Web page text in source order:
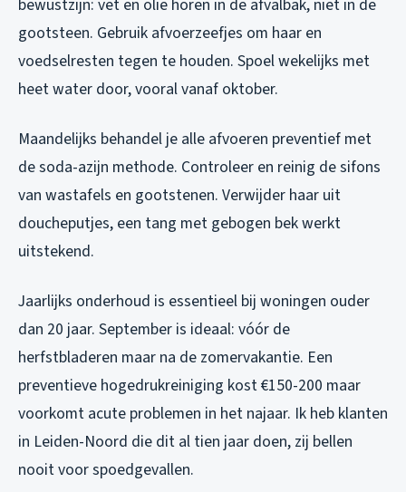
bewustzijn: vet en olie horen in de afvalbak, niet in de
gootsteen. Gebruik afvoerzeefjes om haar en
voedselresten tegen te houden. Spoel wekelijks met
heet water door, vooral vanaf oktober.
Maandelijks behandel je alle afvoeren preventief met
de soda-azijn methode. Controleer en reinig de sifons
van wastafels en gootstenen. Verwijder haar uit
doucheputjes, een tang met gebogen bek werkt
uitstekend.
Jaarlijks onderhoud is essentieel bij woningen ouder
dan 20 jaar. September is ideaal: vóór de
herfstbladeren maar na de zomervakantie. Een
preventieve hogedrukreiniging kost €150-200 maar
voorkomt acute problemen in het najaar. Ik heb klanten
in Leiden-Noord die dit al tien jaar doen, zij bellen
nooit voor spoedgevallen.